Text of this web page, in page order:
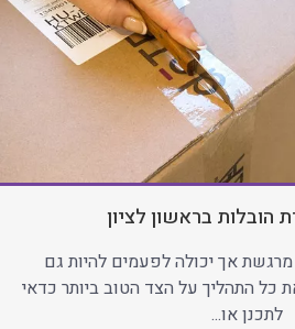
בראשון לציון
מרגשת אך יכולה לפעמים להיות גם
כל התהליך על הצד הטוב ביותר כדאי
לתכנן או...